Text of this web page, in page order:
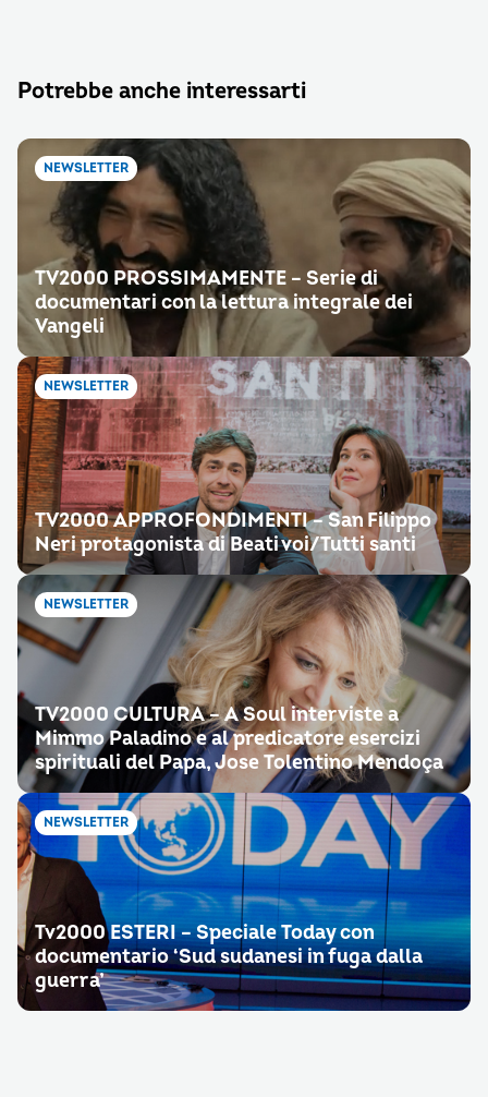
Potrebbe anche interessarti
NEWSLETTER
TV2000 PROSSIMAMENTE – Serie di
documentari con la lettura integrale dei
Vangeli
NEWSLETTER
TV2000 APPROFONDIMENTI – San Filippo
Neri protagonista di Beati voi/Tutti santi
NEWSLETTER
TV2000 CULTURA – A Soul interviste a
Mimmo Paladino e al predicatore esercizi
spirituali del Papa, Jose Tolentino Mendoça
NEWSLETTER
Tv2000 ESTERI – Speciale Today con
documentario ‘Sud sudanesi in fuga dalla
guerra’